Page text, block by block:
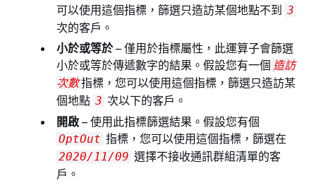
可以使用這個指標，篩選只造訪某個地點不到 3
次的客戶。
小於或等於 – 僅用於指標屬性，此運算子會篩選
小於或等於傳遞數字的結果。假設您有一個 造訪
次數指標，您可以使用這個指標，篩選只造訪某
個地點 3 次以下的客戶。
開啟 – 使用此指標篩選結果。假設您有個
OptOut 指標，您可以使用這個指標，篩選在
2020/11/09 選擇不接收通訊群組清單的客
戶。